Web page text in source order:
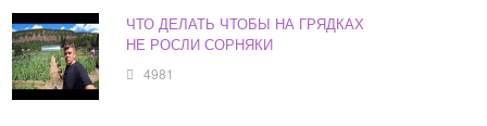
ЧТО ДЕЛАТЬ ЧТОБЫ НА ГРЯДКАХ
НЕ РОСЛИ СОРНЯКИ
4981